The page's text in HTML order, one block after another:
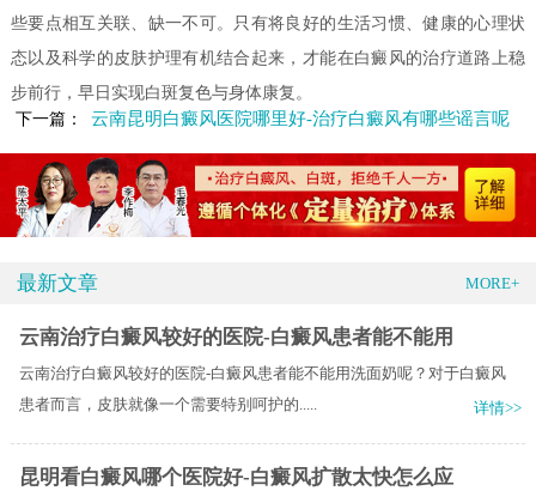
些要点相互关联、缺一不可。只有将良好的生活习惯、健康的心理状
态以及科学的皮肤护理有机结合起来，才能在白癜风的治疗道路上稳
步前行，早日实现白斑复色与身体康复。
下一篇：
云南昆明白癜风医院哪里好-治疗白癜风有哪些谣言呢
最新文章 MORE+
云南治疗白癜风较好的医院-白癜风患者能不能用
云南治疗白癜风较好的医院-白癜风患者能不能用洗面奶呢？对于白癜风
患者而言，皮肤就像一个需要特别呵护的.....
详情>>
昆明看白癜风哪个医院好-白癜风扩散太快怎么应